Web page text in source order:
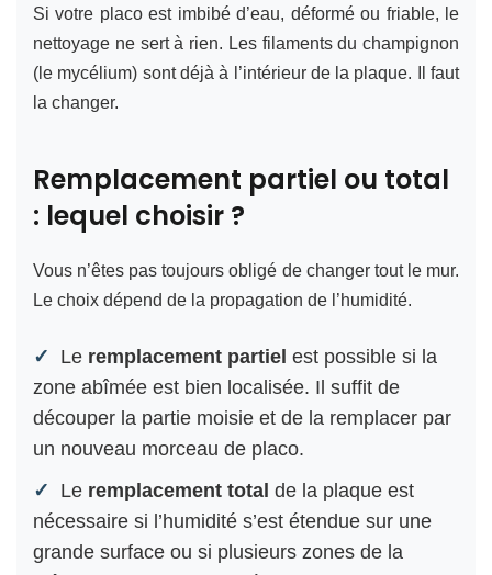
Si votre placo est imbibé d’eau, déformé ou friable, le
nettoyage ne sert à rien. Les filaments du champignon
(le mycélium) sont déjà à l’intérieur de la plaque. Il faut
la changer.
Remplacement partiel ou total
: lequel choisir ?
Vous n’êtes pas toujours obligé de changer tout le mur.
Le choix dépend de la propagation de l’humidité.
Le remplacement partiel est possible si la
zone abîmée est bien localisée. Il suffit de
découper la partie moisie et de la remplacer par
un nouveau morceau de placo.
Le remplacement total de la plaque est
nécessaire si l’humidité s’est étendue sur une
grande surface ou si plusieurs zones de la